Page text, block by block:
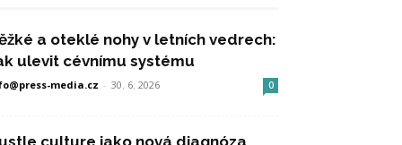
a oteklé nohy v letních vedrech:
ulevit cévnímu systému
media.cz - 30. 6. 2026 0
culture jako nová diagnóza,